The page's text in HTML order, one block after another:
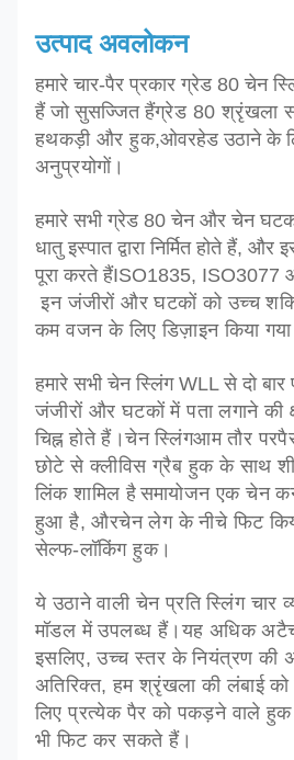
उत्पाद अवलोकन
हमारे चार-पैर प्रकार ग्रेड 80 चेन
हैं जो सुसज्जित हैंग्रेड 80 श्रृंखला
हथकड़ी और हुक,ओवरहेड उठाने के
अनुप्रयोगों।
हमारे सभी ग्रेड 80 चेन और चेन घटक
धातु इस्पात द्वारा निर्मित होते हैं,
पूरा करते हैंISO1835, ISO3077
इन जंजीरों और घटकों को उच्च
कम वजन के लिए डिज़ाइन किया
हमारे सभी चेन स्लिंग WLL से दो
जंजीरों और घटकों में पता लगाने की
चिह्न होते हैं।चेन स्लिंगआम तौर पर
छोटे से क्लीविस ग्रैब हुक के साथ
लिंक शामिल हैसमायोजन एक चेन
हुआ है, औरचेन लेग के नीचे फिट
सेल्फ-लॉकिंग हुक।
ये उठाने वाली चेन प्रति स्लिंग
मॉडल में उपलब्ध हैं।यह अधिक
इसलिए, उच्च स्तर के नियंत्रण की
अतिरिक्त, हम श्रृंखला की लंबाई
लिए प्रत्येक पैर को पकड़ने वाले
भी फिट कर सकते हैं।